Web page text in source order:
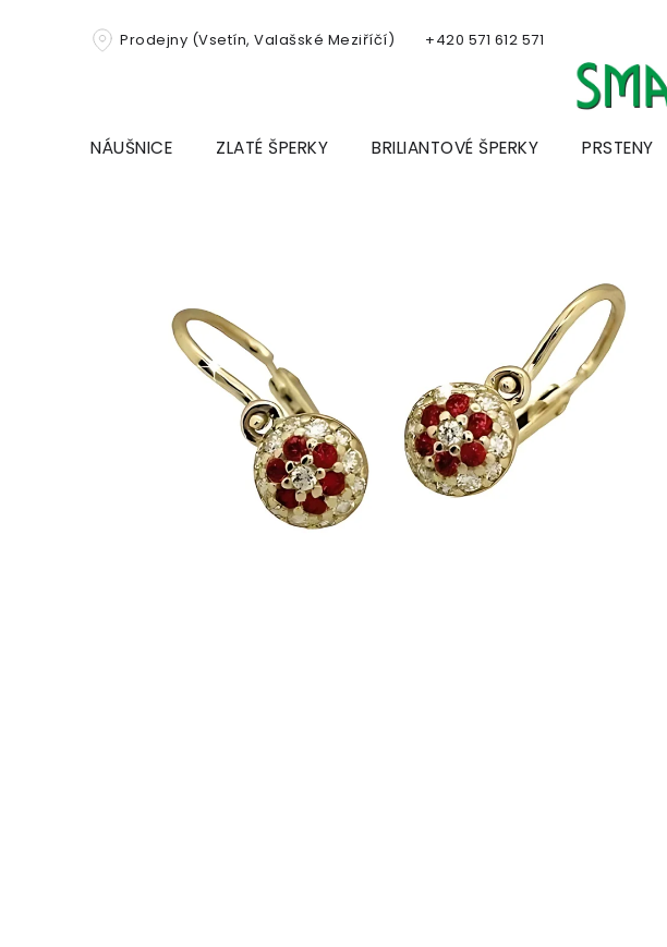
Prodejny (Vsetín, Valašské Meziříčí) +420 571 612 571
NÁUŠNICE ZLATÉ ŠPERKY BRILIANTOVÉ ŠPERKY PRSTENY